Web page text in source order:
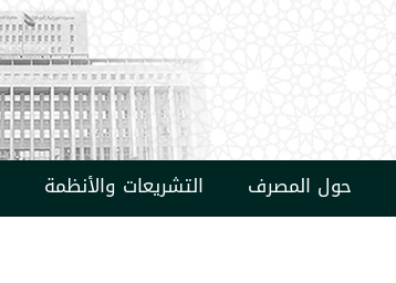
حول المصرف التشريعات والأنظمة